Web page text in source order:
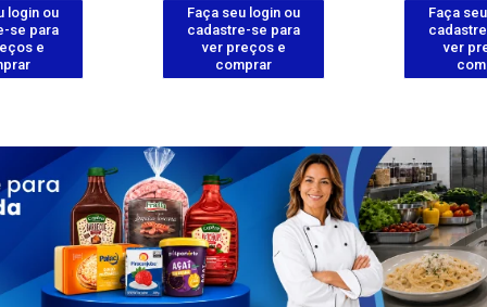
login ou
se para
e
Faça seu login ou
cadastre-se para
ver preços e
comprar
Faça
ver